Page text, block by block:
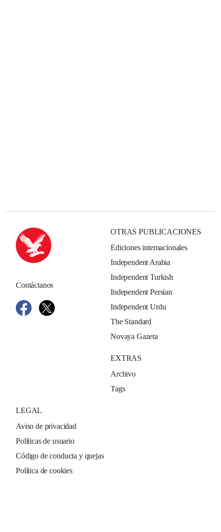
Contáctanos
OTRAS PUBLICACIONES
Ediciones internacionales
Independent Arabia
Independent Turkish
Independent Persian
Independent Urdu
The Standard
Novaya Gazeta
EXTRAS
Archivo
Tags
LEGAL
Aviso de privacidad
Políticas de usuario
Código de conducta y quejas
Política de cookies